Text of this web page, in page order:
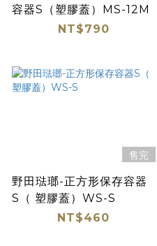
容器S（塑膠蓋）MS-12M
NT$790
售完
野田琺瑯-正方形保存容器
S（ 塑膠蓋）WS-S
NT$460